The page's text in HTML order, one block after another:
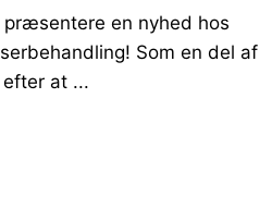
en nyhed hos
Som en del af
at ...